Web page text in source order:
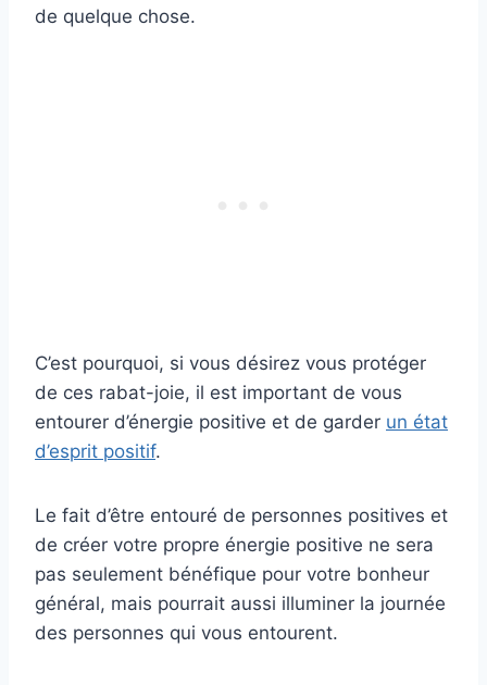
de quelque chose.
C’est pourquoi, si vous désirez vous protéger
de ces rabat-joie, il est important de vous
entourer d’énergie positive et de garder un état
d’esprit positif.
Le fait d’être entouré de personnes positives et
de créer votre propre énergie positive ne sera
pas seulement bénéfique pour votre bonheur
général, mais pourrait aussi illuminer la journée
des personnes qui vous entourent.